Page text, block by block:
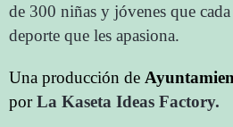
de 300 niñas y jóvenes que
deporte que les apasiona.
Una producción de
porLa Kaseta Ideas Factory.